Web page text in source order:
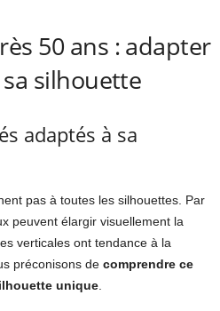
50 ans : adapter
silhouette
adaptés à sa
pas à toutes les silhouettes. Par
peuvent élargir visuellement la
verticales ont tendance à la
préconisons de comprendre ce
unique